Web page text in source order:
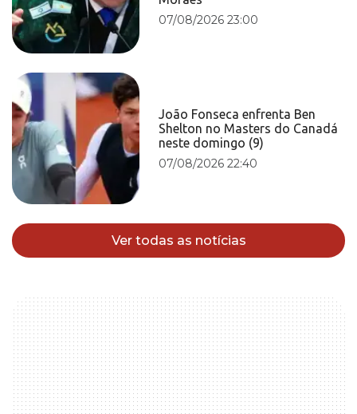
07/08/2026 23:00
João Fonseca enfrenta Ben
Shelton no Masters do Canadá
neste domingo (9)
07/08/2026 22:40
Ver todas as notícias